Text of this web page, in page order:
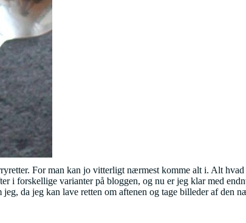
For man kan jo vitterligt nærmest komme alt i. Alt hvad
i forskellige varianter på bloggen, og nu er jeg klar med
da jeg kan lave retten om aftenen og tage billeder af den